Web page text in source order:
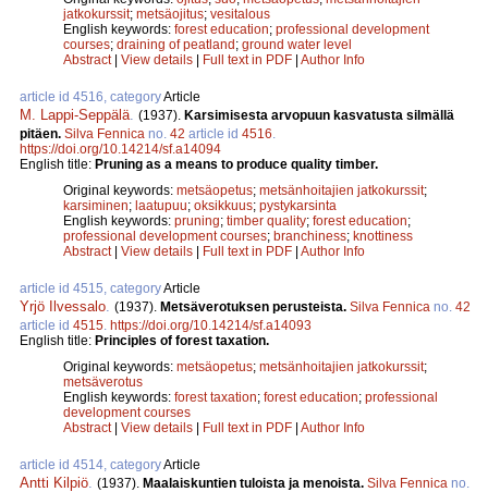
jatkokurssit; metsäojitus; vesitalous
English keywords: forest education; professional development
courses; draining of peatland; ground water level
Abstract| View details | Full text in PDF | Author Info
article id 4516, categoryArticle
M. Lappi-Seppälä (1937). Karsimisesta arvopuun kasvatusta silmällä
pitäen. Silva Fennica no. 42 article id 4516
https://doi.org/10.14214/sf.a14094
English title: Pruning as a means to produce quality timber.
Original keywords: metsäopetus; metsänhoitajien jatkokurssit;
karsiminen; laatupuu; oksikkuus; pystykarsinta
English keywords: pruning; timber quality; forest education;
professional development courses; branchiness; knottiness
Abstract| View details | Full text in PDF | Author Info
article id 4515, categoryArticle
Yrjö Ilvessalo (1937). Metsäverotuksen perusteista. Silva Fennica no. 42
article id 4515 https://doi.org/10.14214/sf.a14093
English title: Principles of forest taxation.
Original keywords: metsäopetus; metsänhoitajien jatkokurssit;
metsäverotus
English keywords: forest taxation; forest education; professional
development courses
Abstract| View details | Full text in PDF | Author Info
article id 4514, categoryArticle
Antti Kilpiö (1937). Maalaiskuntien tuloista ja menoista. Silva Fennica no.